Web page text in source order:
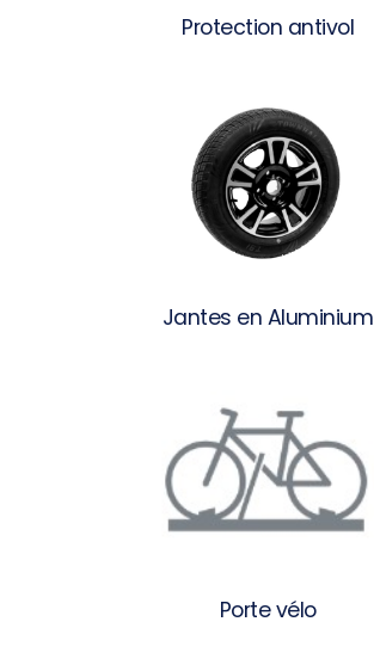
Protection antivol
Jantes en Aluminium
Porte vélo